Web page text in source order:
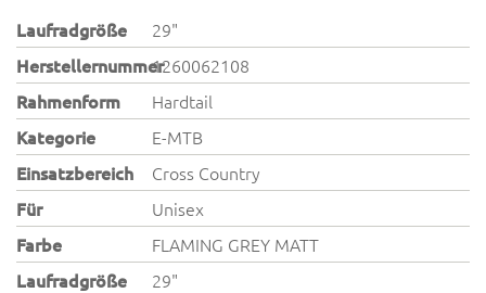
Laufradgröße
29"
Herstellernummer1260062108
Rahmenform
Hardtail
Kategorie
E-MTB
Einsatzbereich
Cross Country
Für
Unisex
Farbe
FLAMING GREY MATT
Laufradgröße
29"